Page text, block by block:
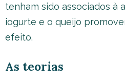
tenham sido associados à
iogurte e o queijo
efeito.
As teorias